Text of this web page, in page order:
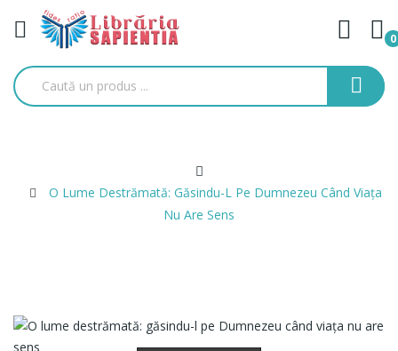
0
O Lume Destrămată: Găsindu-L Pe Dumnezeu Când Viața
Nu Are Sens